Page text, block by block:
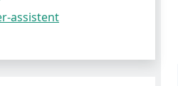
assistent